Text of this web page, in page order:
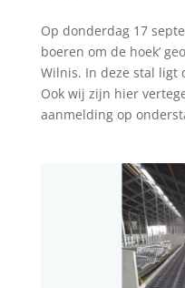
Op donderdag 17
boeren om de hoek’
Wilnis. In deze stal ligt
Ook wij zijn hier
aanmelding op